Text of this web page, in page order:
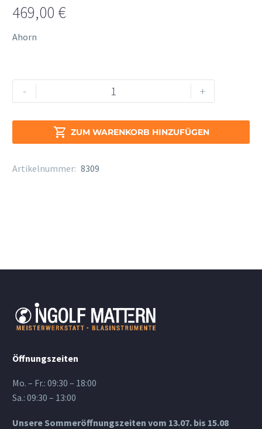
469,00 €
Ahorn
-
Moeck
Rottenburgh
Menge
+
 ZUM WARENKORB HINZUFÜGEN
Alternative:
Artikelnummer: 8309
Öffnungszeiten
Mo. – Fr.: 09:30 – 18:00
Sa.: 09:30 – 13:00
Unsere Sommeröffnungszeiten vom 13.07. bis 15.08